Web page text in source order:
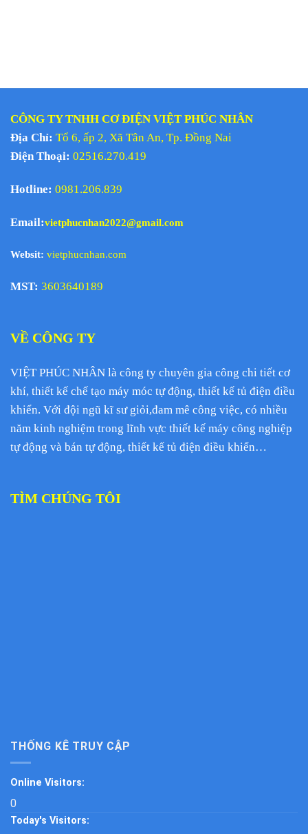
CÔNG TY TNHH CƠ ĐIỆN VIỆT PHÚC NHÂN
Địa Chỉ: Tổ 6, ấp 2, Xã Tân An, Tp. Đồng Nai
Điện Thoại: 02516.270.419
Hotline: 0981.206.839
Email:vietphucnhan2022@gmail.com
Websit: vietphucnhan.com
MST: 3603640189
VỀ CÔNG TY
VIỆT PHÚC NHÂN là công ty chuyên gia công chi tiết cơ
khí, thiết kế chế tạo máy móc tự động, thiết kế tủ điện điều
khiển. Với đội ngũ kĩ sư giỏi,đam mê công việc, có nhiều
năm kinh nghiệm trong lĩnh vực thiết kế máy công nghiệp
tự động và bán tự động, thiết kế tủ điện điều khiển…
TÌM CHÚNG TÔI
THỐNG KÊ TRUY CẬP
Online Visitors:
0
Today's Visitors: